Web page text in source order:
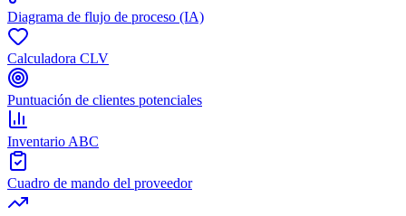
Diagrama de flujo de proceso (IA)
Calculadora CLV
Puntuación de clientes potenciales
Inventario ABC
Cuadro de mando del proveedor